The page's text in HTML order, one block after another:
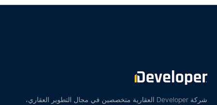
شركة Developer العقارية متخصصين في مجال التطوير العقاري،